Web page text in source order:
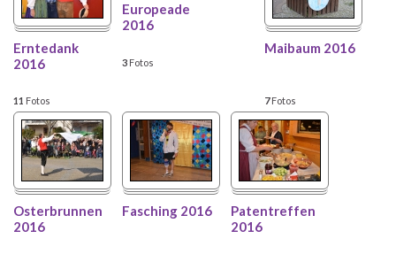
Erntedank
2016
11 Fotos
Europeade
2016
3 Fotos
Maibaum 2016
7Fotos
Osterbrunnen
2016
Fasching 2016
Patentreffen
2016